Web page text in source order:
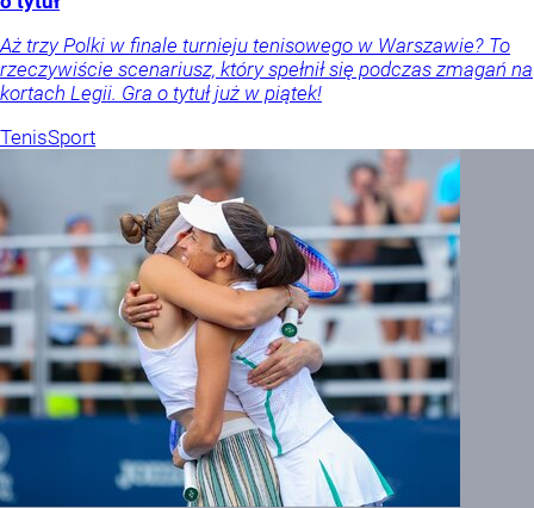
Aż trzy Polki w finale turnieju tenisowego w Warszawie? To
rzeczywiście scenariusz, który spełnił się podczas zmagań na
kortach Legii. Gra o tytuł już w piątek!
TenisSport